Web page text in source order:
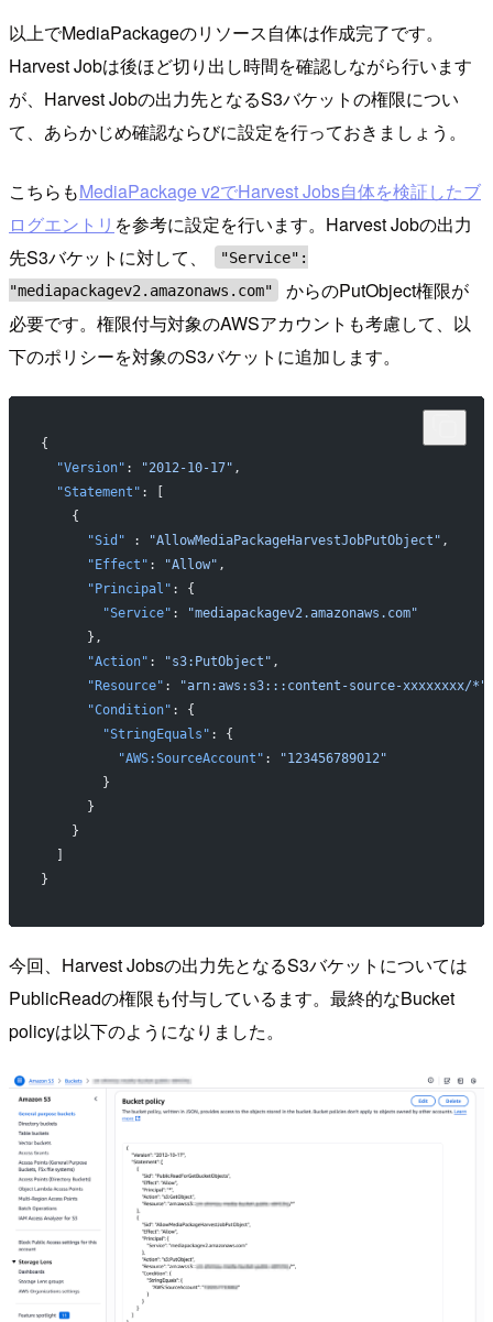
以上でMediaPackageのリソース自体は作成完了です。
Harvest Jobは後ほど切り出し時間を確認しながら行います
が、Harvest Jobの出力先となるS3バケットの権限につい
て、あらかじめ確認ならびに設定を行っておきましょう。
こちらもMediaPackage v2でHarvest Jobs自体を検証したブ
ログエントリ を参考に設定を行います。Harvest Jobの出力
先S3バケットに対して、
"Service":
"mediapackagev2.amazonaws.com"
からのPutObject権限が
必要です。権限付与対象のAWSアカウントも考慮して、以
下のポリシーを対象のS3バケットに追加します。
{
  "Version"
: "2012-10-17" ,
  "Statement"
: [
    {
      "Sid"
: "AllowMediaPackageHarvestJobPutObject" ,
      "Effect"
: "Allow" ,
      "Principal"
: {
        "Service"
:
"mediapackagev2.amazonaws.com"
      },
      "Action"
: "s3:PutObject" ,
      "Resource"
: "arn:aws:s3:::content-source-xxxxxxxx/*"
      "Condition"
: {
        "StringEquals"
: {
          "AWS:SourceAccount"
:
"123456789012"
        }
      }
    }
  ]
}
今回、Harvest Jobsの出力先となるS3バケットについては
PublicReadの権限も付与しているます。最終的なBucket
policyは以下のようになりました。